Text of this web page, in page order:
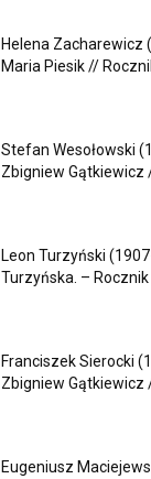
Helena Zacharewicz
Maria Piesik //
Stefan Wesołowski
Zbigniew Gątkiewicz
Leon Turzyński
Turzyńska. – Rocznik
Franciszek Sierocki
Zbigniew Gątkiewicz
Eugeniusz